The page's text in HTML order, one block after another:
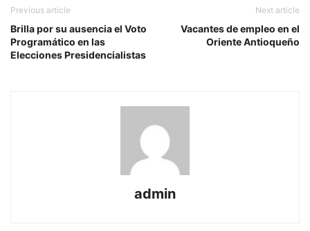
Previous article
Brilla por su ausencia el Voto
Programático en las
Elecciones Presidencialistas
Next article
Vacantes de empleo en el
Oriente Antioqueño
admin